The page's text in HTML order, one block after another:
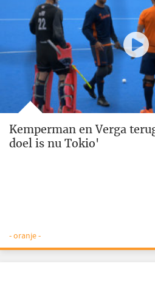
Kemperman en Verga
doel is nu Tokio'
- oranje -